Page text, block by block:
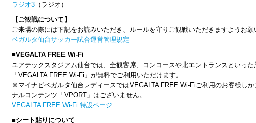
ラジオ3 （ラジオ）
【ご観戦について】
ご来場の際には下記をお読みいただき、ルールを守りご観戦いただきますようお
ベガルタ仙台サッカー試合運営管理規定
■VEGALTA FREE Wi-Fi
ユアテックスタジアム仙台では、全観客席、コンコースや北エントランスといっ
「VEGALTA FREE Wi-Fi」が無料でご利用いただけます。
※マイナビベガルタ仙台レディースではVEGALTA FREE Wi-Fiご利用のお客様し
ナルコンテンツ「VPORT」はございません。
VEGALTA FREE Wi-Fi 特設ページ
■シート貼りについて